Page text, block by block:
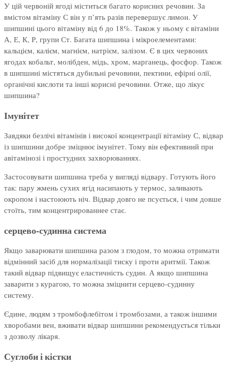
У цій червоній ягоді міститься багато корисних речовин. За
вмістом вітаміну С він у п’ять разів перевершує лимон. У
шипшині цього вітаміну від 6 до 18%. Також у ньому є вітаміни
А, Е, К, Р, групи Ст. Багата шипшина і мікроелементами:
кальцієм, калієм, магнієм, натрієм, залізом. Є в цих червоних
ягодах кобальт, молібден, мідь, хром, марганець, фосфор. Також
в шипшині містяться дубильні речовини, пектини, ефірні олії,
органічні кислоти та інші корисні речовини. Отже, що лікує
шипшина?
Імунітет
Завдяки безлічі вітамінів і високої концентрації вітаміну С, відвар
із шипшини добре зміцнює імунітет. Тому він ефективний при
авітамінозі і простудних захворюваннях.
Застосовувати шипшина треба у вигляді відвару. Готують його
так: пару жмень сухих ягід насипають у термос, заливають
окропом і настоюють ніч. Відвар довго не псується, і чим довше
стоїть, тим концентрированнее стає.
серцево-судинна система
Якщо заварювати шипшина разом з глодом, то можна отримати
відмінний засіб для нормалізації тиску і проти аритмії. Також
такий відвар підвищує еластичність судин. А якщо шипшина
заварити з курагою, то можна зміцнити серцево-судинну
систему.
Єдине, людям з тромбофлебітом і тромбозами, а також іншими
хворобами вен, вживати відвар шипшини рекомендується тільки
з дозволу лікаря.
Суглоби і кістки